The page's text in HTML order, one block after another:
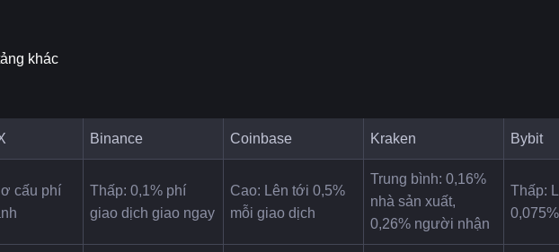
khác
Binance Coinbase Kraken Bybit
cấu phí
Thấp: 0,1% phí
giao dịch giao ngay
Cao: Lên tới 0,5%
mỗi giao dịch
Trung bình: 0,16%
nhà sản xuất,
0,26% người nhận
Thấp:
0,075%